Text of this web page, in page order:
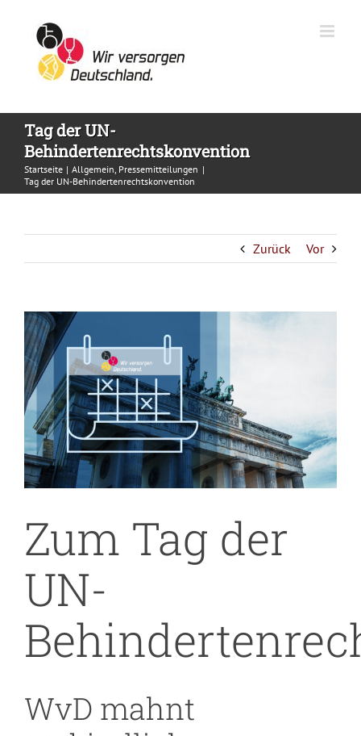
springen
Tag der UN-
Behindertenrechtskonvention
Startseite Allgemein Pressemitteilungen
Tag der UN-Behindertenrechtskonvention
Zurück Vor
Zeige
grösseres
Bild
Zum Tag der
UN-
WvD mahnt